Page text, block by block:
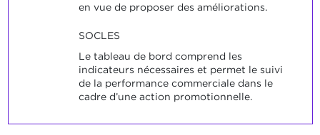
en vue de proposer des améliorations.
SOCLES
Le tableau de bord comprend les
indicateurs nécessaires et permet le suivi
de la performance commerciale dans le
cadre d’une action promotionnelle.